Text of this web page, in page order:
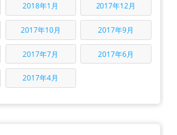
2018年1月 2017年12月
2017年10月 2017年9月
2017年7月 2017年6月
2017年4月